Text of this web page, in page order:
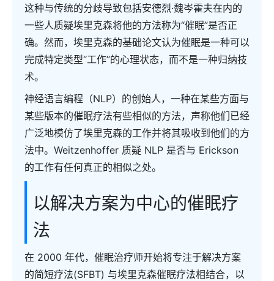
这种与传统的分歧导致包括安德烈·魏岑霍夫在内的
一些人质疑埃里克森将他的方法称为“催眠”是否正
确。然而，埃里克森的基础论文认为催眠是一种可以
完成特定类型“工作”的心理状态，而不是一种归纳技
术。
神经语言编程（NLP）的创始人，一种在某些方面与
某些版本的催眠疗法有些相似的方法，声称他们已经
广泛地模仿了埃里克森的工作并将其吸收到他们的方
法中。Weitzenhoffer 质疑 NLP 是否与 Erickson
的工作有任何真正的相似之处。
以解决方案为中心的催眠疗
法
在 2000 年代，催眠治疗师开始将专注于解决方案
的简短疗法(SFBT) 与埃里克森催眠疗法相结合，以